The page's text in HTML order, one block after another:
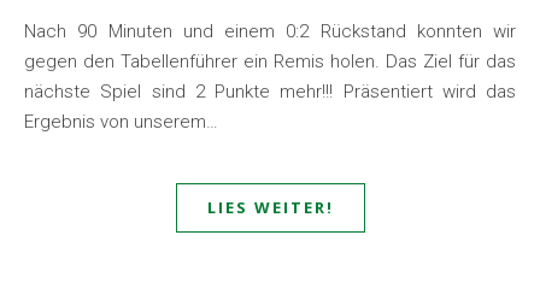
Nach 90 Minuten und einem 0:2 Rückstand konnten wir
gegen den Tabellenführer ein Remis holen. Das Ziel für das
nächste Spiel sind 2 Punkte mehr!!! Präsentiert wird das
Ergebnis von unserem…
LIES WEITER!